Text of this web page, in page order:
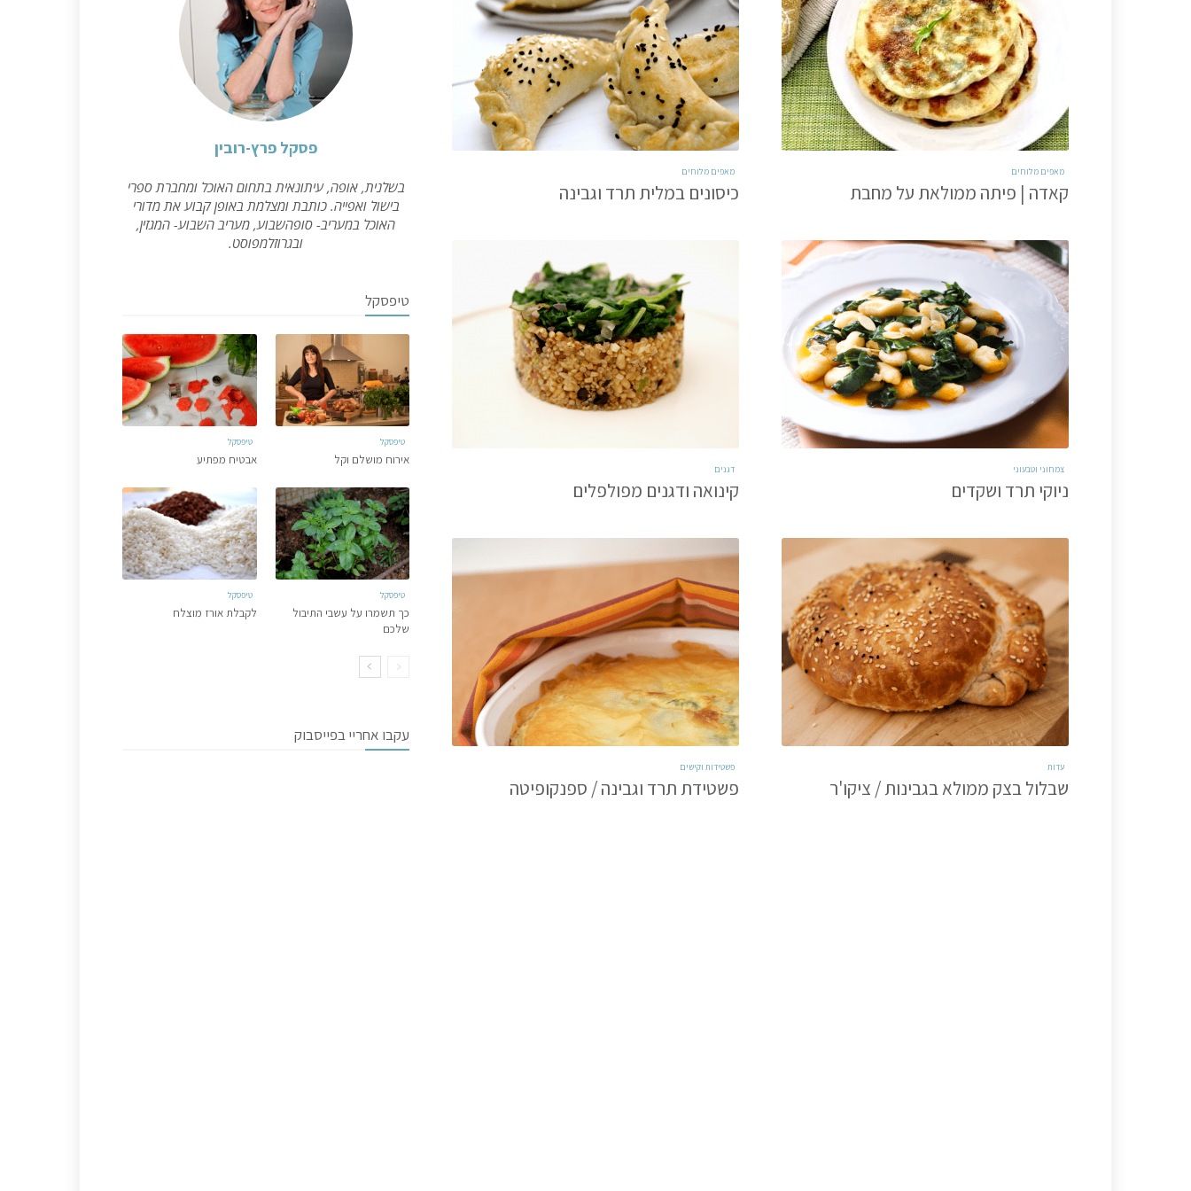
מאפים מלוחים
קאדה | פיתה ממולאת על מחבת
מאפים מלוחים
כיסונים במלית תרד וגבינה
צמחוני וטבעוני
ניוקי תרד ושקדים
דגנים
קינואה ודגנים מפולפלים
עדות
שבלול בצק ממולא בגבינות / ציקו'ר
פשטידות וקישים
פשטידת תרד וגבינה / ספנקופיטה
פסקל פרץ-רובין
בשלנית, אופה, עיתונאית בתחום האוכל ומחברת ספרי
בישול ואפייה. כותבת ומצלמת באופן קבוע את מדורי
האוכל במעריב- סופהשבוע, מעריב השבוע- המגזין,
ובגרוזלמפוסט.
טיפסקל
טיפסקל
אירוח מושלם וקל
טיפסקל
אבטיח מפתיע
טיפסקל
כך תשמרו על עשבי התיבול
שלכם
טיפסקל
לקבלת אורז מוצלח
עקבו אחריי בפייסבוק